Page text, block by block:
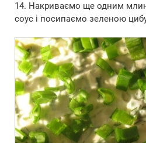
14. Накриваємо ще одним
соус і посипаємо зеленою